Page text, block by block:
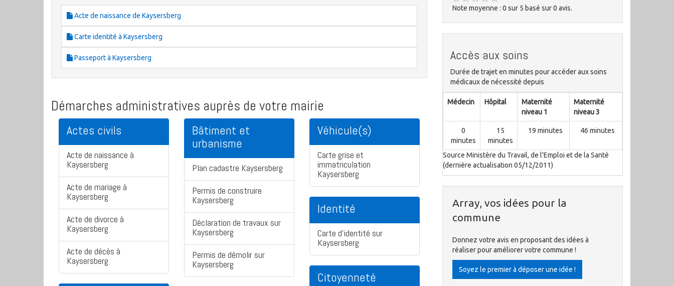
Acte de naissance de Kaysersberg
Carte identité à Kaysersberg
Passeport à Kaysersberg
Démarches administratives auprès de votre mairie
Actes civils
Acte de naissance à
Kaysersberg
Acte de mariage à
Kaysersberg
Acte de divorce à
Kaysersberg
Acte de décès à
Kaysersberg
Bâtiment et
urbanisme
Plan cadastre Kaysersberg
Permis de construire
Kaysersberg
Déclaration de travaux sur
Kaysersberg
Permis de démolir sur
Kaysersberg
Véhicule(s)
Carte grise et
immatriculation
Kaysersberg
Identité
Carte d'identité sur
Kaysersberg
Citoyenneté
Note moyenne : 0 sur 5 basé sur0 avis.
Accès aux soins
Durée de trajet en minutes pour accéder aux soins
médicaux de nécessité depuis
Médecin Hôpital
Maternité
niveau 1
Maternité
niveau 3
0
minutes
15
minutes
19 minutes 46 minutes
Source Ministère du Travail, de l'Emploi et de la Santé
(dernière actualisation 05/12/2011)
Array, vos idées pour la
commune
Donnez votre avis en proposant des idées à
réaliser pour améliorer votre commune !
Soyez le premier à déposer une idée !